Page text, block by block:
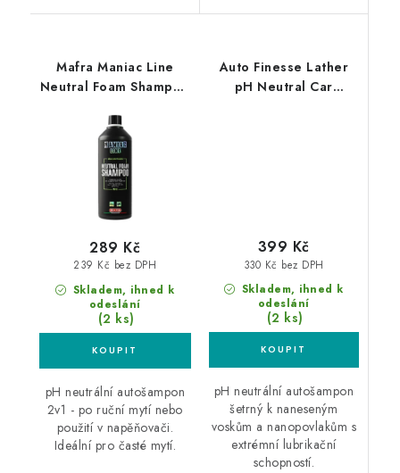
Mafra Maniac Line
Neutral Foam Shampoo
Skladem, ihned k
odeslání
(2 ks)
239 Kč bez DPH
289 Kč
pH neutrální autošampon
2v1 - po ruční mytí nebo
použití v napěňovači.
Ideální pro časté mytí.
Auto Finesse Lather
pH Neutral Car
Skladem, ihned k
odeslání
(2 ks)
330 Kč bez DPH
399 Kč
pH neutrální autošampon
šetrný k naneseným
voskům a nanopovlakům s
extrémní lubrikační
schopností.